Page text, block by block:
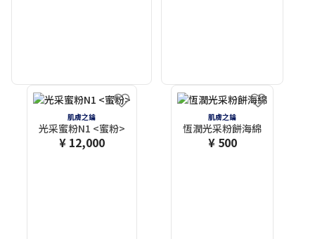
肌膚之鑰
光采蜜粉N1 <蜜粉>
¥ 12,000
肌膚之鑰
恆潤光采粉餅海綿
¥ 500